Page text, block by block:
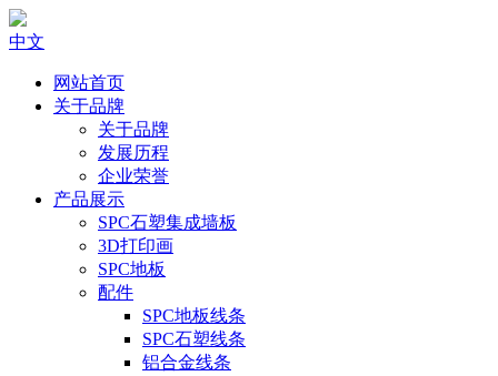
中文
网站首页
关于品牌
关于品牌
发展历程
企业荣誉
产品展示
SPC石塑集成墙板
3D打印画
SPC地板
配件
SPC地板线条
SPC石塑线条
铝合金线条